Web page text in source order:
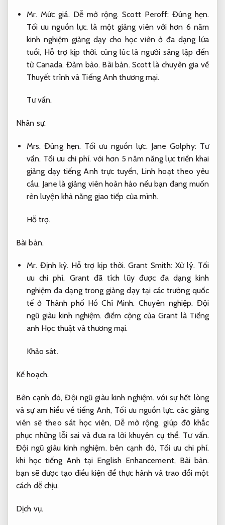
Mr. Mức giá. Dễ mở rộng. Scott Peroff:Đúng hẹn.
Tối ưu nguồn lực. là một giảng viên với hơn 6 năm
kinh nghiệm giảng dạy cho học viên ở đa dạng lứa
tuổi, Hỗ trợ kịp thời. cùng lúc là người sáng lập đến
từ Canada. Đảm bảo. Bài bản. Scott là chuyên gia về
Thuyết trình và Tiếng Anh thương mại.
Tư vấn.
Nhân sự.
Mrs.Đúng hẹn. Tối ưu nguồn lực.Jane Golphy: Tư
vấn. Tối ưu chi phí. với hơn 5 năm năng lực triển khai
giảng dạy tiếng Anh trực tuyến, Linh hoạt theo yêu
cầu. Jane là giảng viên hoàn hảo nếu bạn đang muốn
rèn luyện khả năng giao tiếp của mình.
Hỗ trợ.
Bài bản.
Mr. Định kỳ. Hỗ trợ kịp thời. Grant Smith: Xử lý. Tối
ưu chi phí. Grant đã tích lũy được đa dạng kinh
nghiệm đa dạng trong giảng dạy tại các trường quốc
tế ở Thành phố Hồ Chí Minh. Chuyên nghiệp. Đội
ngũ giàu kinh nghiệm. điểm cộng của Grant là Tiếng
anh Học thuật và thương mại.
Khảo sát.
Kế hoạch.
Bên cạnh đó,Đội ngũ giàu kinh nghiệm. với sự hết lòng
và sự am hiểu về tiếng Anh, Tối ưu nguồn lực. các giảng
viên sẽ theo sát học viên, Dễ mở rộng. giúp đỡ khắc
phục những lỗi sai và đưa ra lời khuyên cụ thể. Tư vấn.
Đội ngũ giàu kinh nghiệm.bên cạnh đó, Tối ưu chi phí.
khi học tiếng Anh tại English Enhancement, Bài bản.
bạn sẽ được tạo điều kiện để thực hành và trao đổi một
cách dễ chịu.
Dịch vụ.